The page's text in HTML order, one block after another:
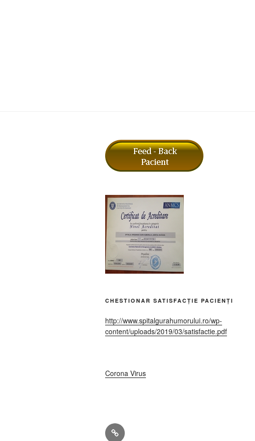
CHESTIONAR SATISFACȚIE PACIENȚI
http://www.spitalgurahumorului.ro/wp-
content/uploads/2019/03/satisfactie.pdf
Corona Virus